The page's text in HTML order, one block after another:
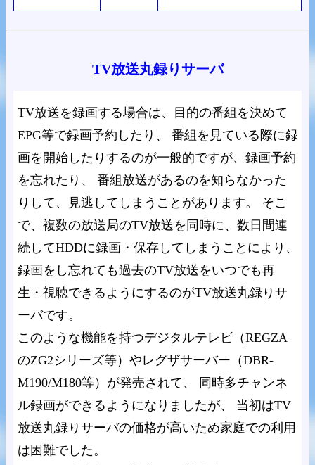
TV放送丸録りサーバ
TV放送を録画する場合は、目的の番組を決めて
EPG等で録画予約したり、 番組を見ている際に録
画を開始したりするのが一般的ですが、録画予約
を忘れたり、 番組放送があるのを知らなかった
りして、見逃してしまうことがあります。 そこ
で、複数の放送局のTV放送を同時に、数日間連
続してHDDに録画・保存してしまうことにより、
録画をし忘れても過去のTV放送をいつでも再
生・視聴できるようにするのがTV放送丸録りサ
ーバです。
このような機能を持つデジタルテレビ（REGZA
のZG2シリーズ等）やレグザサーバー（DBR-
M190/M180等）が発売されて、 同時多チャンネ
ル録画ができるようになりましたが、 当初はTV
放送丸録りサーバの価格が高いため家庭での利用
は困難でした。